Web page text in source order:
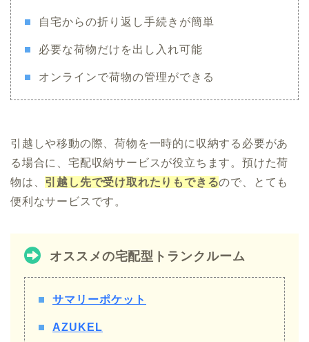
自宅からの折り返し手続きが簡単
必要な荷物だけを出し入れ可能
オンラインで荷物の管理ができる
引越しや移動の際、荷物を一時的に収納する必要があ
る場合に、宅配収納サービスが役立ちます。預けた荷
物は、 引越し先で受け取れたりもできるので、とても
便利なサービスです。
オススメの宅配型トランクルーム
サマリーポケット
AZUKEL